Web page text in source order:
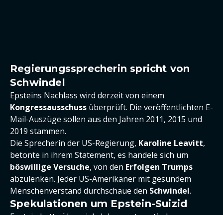
Regierungssprecherin spricht von
Schwindel
Epsteins Nachlass wird derzeit von einem
Kongressausschuss überprüft. Die veröffentlichten E-
Mail-Auszüge sollen aus den Jahren 2011, 2015 und
2019 stammen.
Die Sprecherin der US-Regierung, Karoline Leavitt,
betonte in ihrem Statement, es handele sich um
böswillige Versuche, von den Erfolgen Trumps
abzulenken. Jeder US-Amerikaner mit gesundem
Menschenverstand durchschaue den Schwindel.
Spekulationen um Epstein-Suizid